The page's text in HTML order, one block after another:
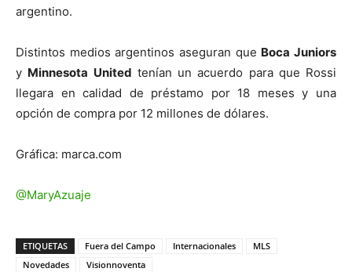
argentino.
Distintos medios argentinos aseguran que Boca Juniors
y Minnesota United tenían un acuerdo para que Rossi
llegara en calidad de préstamo por 18 meses y una
opción de compra por 12 millones de dólares.
Gráfica: marca.com
@MaryAzuaje
ETIQUETAS Fuera del Campo Internacionales
MLS
Novedades
Visionnoventa